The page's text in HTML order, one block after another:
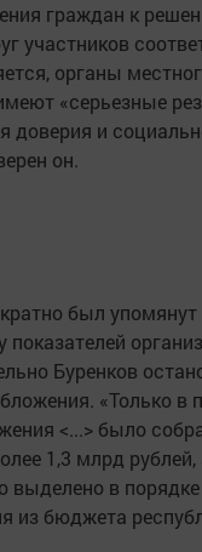
граждан к
участников
органы
«серьезные
доверия и
он.
был упомянут
показателей
Буренков
«Только в
<...> было
1,3 млрд
выделено в порядке
из бюджета